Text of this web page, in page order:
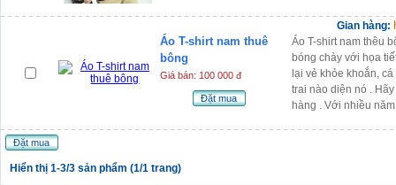
Áo T-shirt nam thuê
bông
Giá bán: 100 000 đ
Đặt mua
Gian hàng:
Áo T-shirt nam thêu
bóng chày với họa
lại vẻ khỏe khoắn,
trai nào diện nó .
hàng . Với nhiều
Đặt mua
Hiển thị 1-3/3 sản phẩm (1/1 trang)